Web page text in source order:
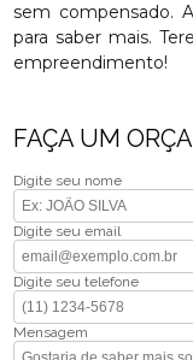
sem compensado.
para saber mais.
empreendimento!
FAÇA UM
Digite seu nome
Digite seu email
Digite seu telefone
Mensagem